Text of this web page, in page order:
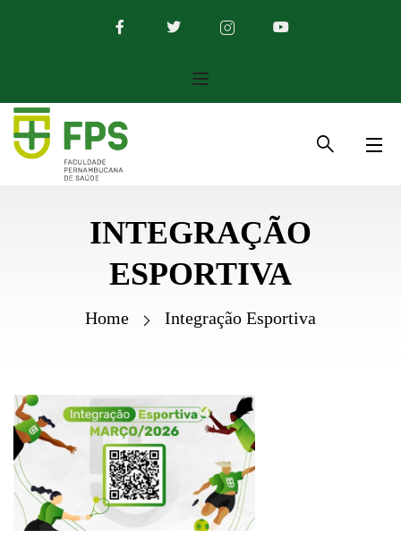
INTEGRAÇÃO
ESPORTIVA
Home Integração Esportiva